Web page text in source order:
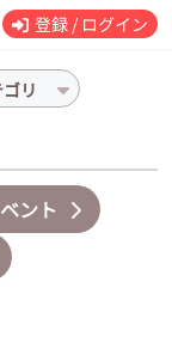
登録 / ログイン
リ
ント